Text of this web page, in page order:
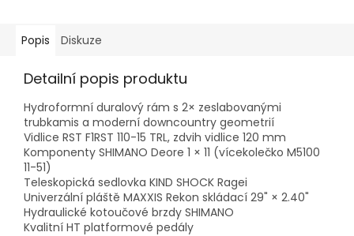
Popis Diskuze
Detailní popis produktu
Hydroformní duralový rám s 2× zeslabovanými
trubkamis a moderní downcountry geometrií
Vidlice RST F1RST 110-15 TRL, zdvih vidlice 120 mm
Komponenty SHIMANO Deore 1 × 11 (vícekolečko M5100
11-51)
Teleskopická sedlovka KIND SHOCK Ragei
Univerzální pláště MAXXIS Rekon skládací 29" × 2.40"
Hydraulické kotoučové brzdy SHIMANO
Kvalitní HT platformové pedály